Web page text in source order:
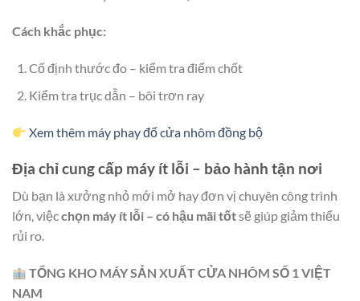
Cách khắc phục:
Cố định thước đo – kiểm tra điểm chốt
Kiểm tra trục dẫn – bôi trơn ray
Xem thêm máy phay đố cửa nhôm đồng bộ
Địa chỉ cung cấp máy ít lỗi – bảo hành tận nơi
Dù bạn là xưởng nhỏ mới mở hay đơn vị chuyên công trình
lớn, việcchọn máy ít lỗi – có hậu mãi tốtsẽ giúp giảm thiểu
rủi ro.
TỔNG KHO MÁY SẢN XUẤT CỬA NHÔM SỐ 1 VIỆT
NAM